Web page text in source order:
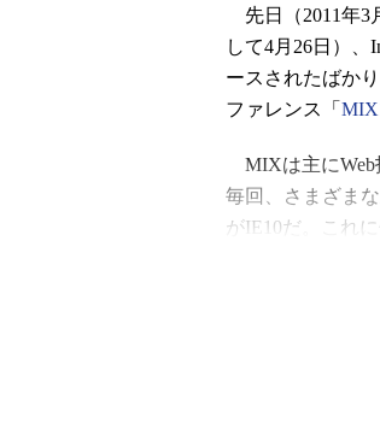
先日（2011年3
して4月26日）、
ースされたばか
ファレンス「
MIXは主にWeb
毎回、さまざま
がIE10だ。これ
IE9のプレビュ
「8週間ごとに